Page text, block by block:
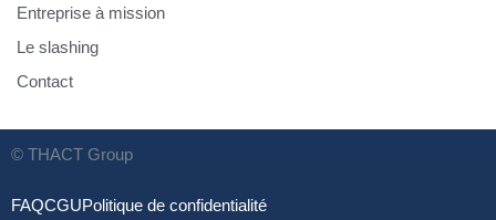
Entreprise à mission
Le slashing
Contact
© THACT Group
FAQCGUPolitique de confidentialité